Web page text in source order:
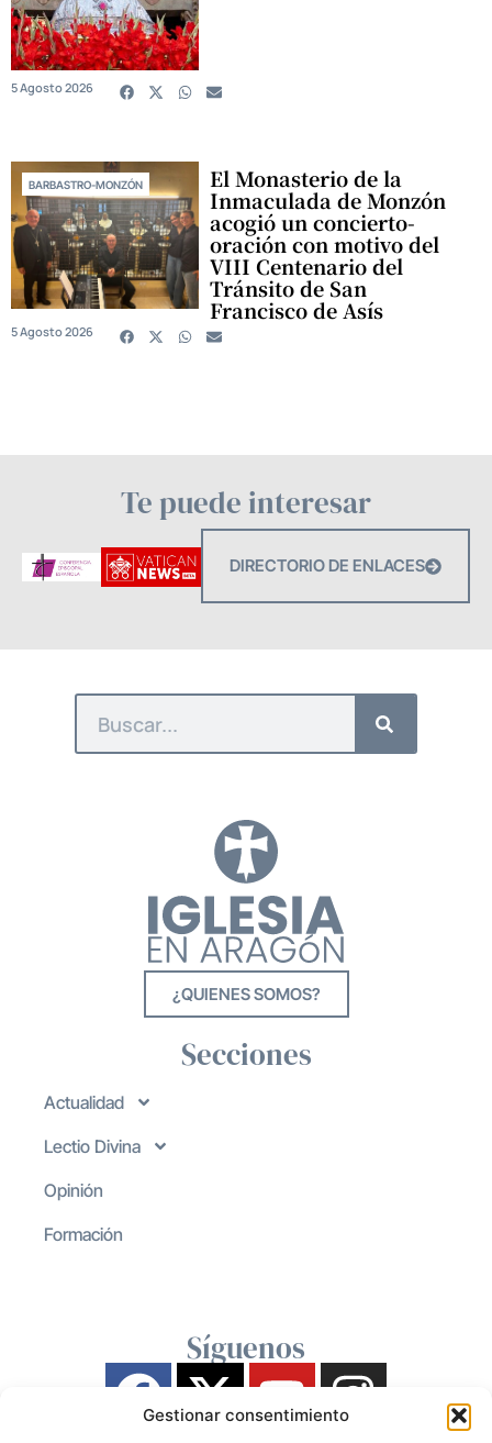
Gestionar consentimiento
5 Agosto 2026
BARBASTRO-MONZÓN El Monasterio de la
Inmaculada de Monzón
acogió un concierto-
oración con motivo del
VIII Centenario del
Tránsito de San
Francisco de Asís
5 Agosto 2026
Te puede interesar
DIRECTORIO DE ENLACES
¿QUIENES SOMOS?
Secciones
Actualidad
Lectio Divina
Opinión
Formación
Síguenos